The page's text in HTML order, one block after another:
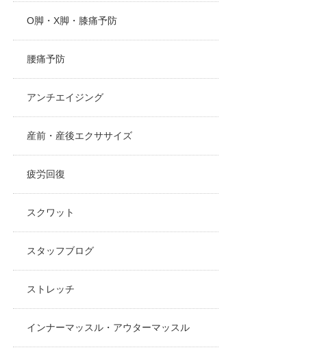
O脚・X脚・膝痛予防
腰痛予防
アンチエイジング
産前・産後エクササイズ
疲労回復
スクワット
スタッフブログ
ストレッチ
インナーマッスル・アウターマッスル